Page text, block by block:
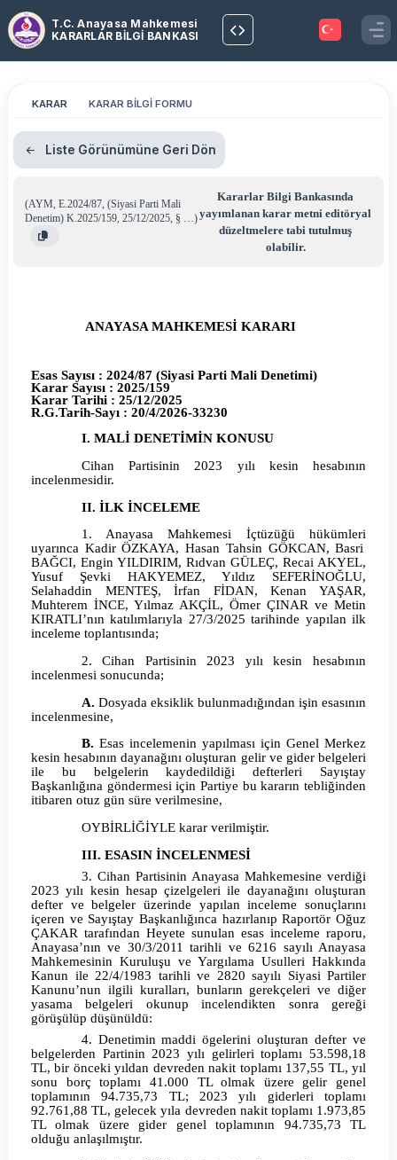
T.C. Anayasa Mahkemesi
KARARLAR BİLGİ BANKASI
KARAR KARAR BİLGİ FORMU
Liste Görünümüne Geri Dön
(AYM, E.2024/87, (Siyasi Parti Mali
Denetim) K.2025/159, 25/12/2025, § …)
Kararlar Bilgi Bankasında
yayımlanan karar metni editöryal
düzeltmelere tabi tutulmuş
olabilir.